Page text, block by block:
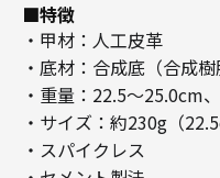
■特徴
・甲材：人工皮革
・底材：合成底（合成
・重量：22.5〜25.0cm
・サイズ：約230g（
・スパイクレス